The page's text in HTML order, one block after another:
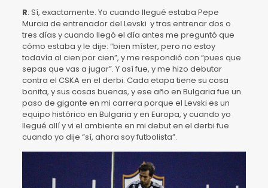
R: Sí, exactamente. Yo cuando llegué estaba Pepe
Murcia de entrenador del Levski y tras entrenar dos o
tres días y cuando llegó el día antes me preguntó que
cómo estaba y le dije: “bien míster, pero no estoy
todavía al cien por cien”, y me respondió con “pues que
sepas que vas a jugar”. Y así fue, y me hizo debutar
contra el CSKA en el derbi. Cada etapa tiene su cosa
bonita, y sus cosas buenas, y ese año en Bulgaria fue un
paso de gigante en mi carrera porque el Levski es un
equipo histórico en Bulgaria y en Europa, y cuando yo
llegué allí y vi el ambiente en mi debut en el derbi fue
cuando yo dije “sí, ahora soy futbolista”.